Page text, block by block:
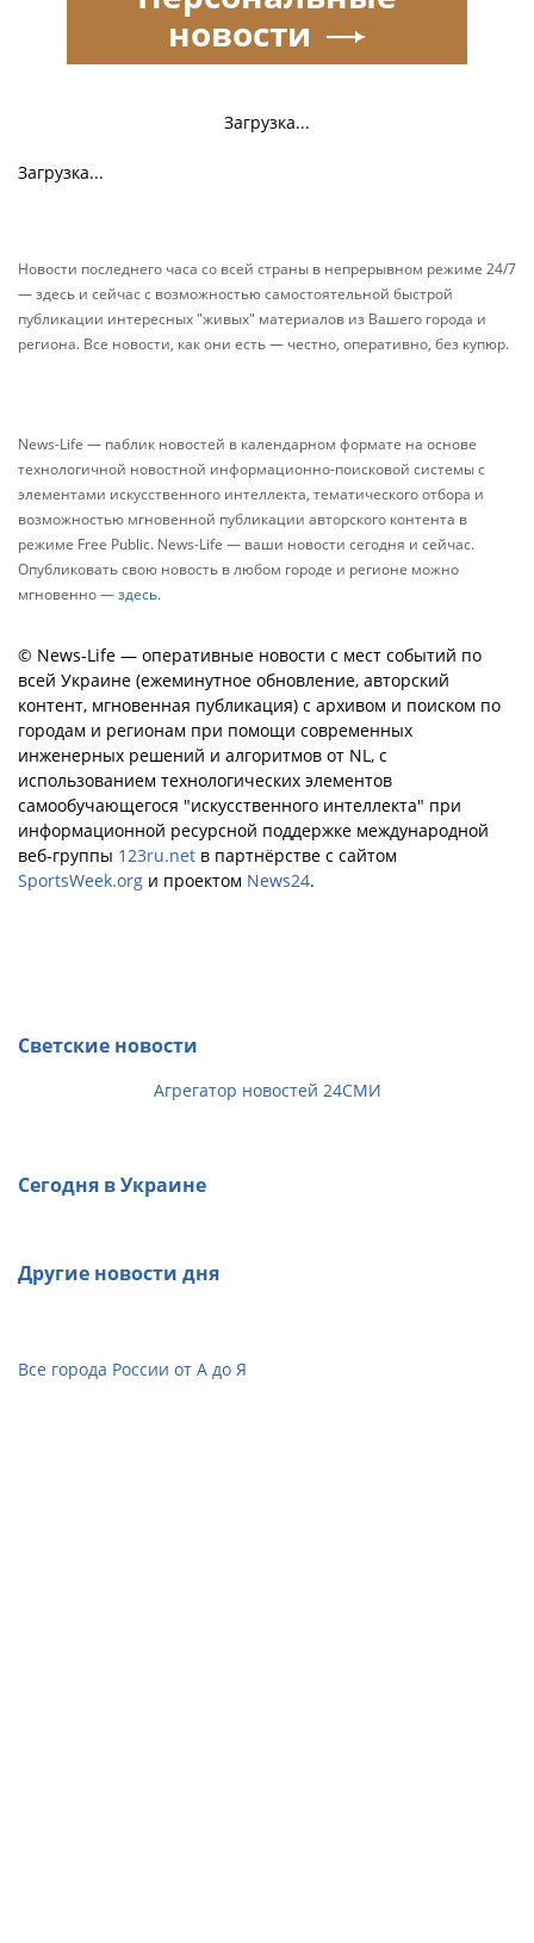
Загрузка...
Загрузка...
новости
Новости последнего часа со всей страны в непрерывном режиме 24/7
— здесь и сейчас с возможностью самостоятельной быстрой
публикации интересных "живых" материалов из Вашего города и
региона. Все новости, как они есть — честно, оперативно, без купюр.
News-Life — паблик новостей в календарном формате на основе
технологичной новостной информационно-поисковой системы с
элементами искусственного интеллекта, тематического отбора и
возможностью мгновенной публикации авторского контента в
режиме Free Public. News-Life — ваши новости сегодня и сейчас.
Опубликовать свою новость в любом городе и регионе можно
мгновенно —здесь.
© News-Life — оперативные новости с мест событий по
всей Украине (ежеминутное обновление, авторский
контент, мгновенная публикация) с архивом и поиском по
городам и регионам при помощи современных
инженерных решений и алгоритмов от NL, с
использованием технологических элементов
самообучающегося "искусственного интеллекта" при
информационной ресурсной поддержке международной
веб-группы 123ru.net в партнёрстве с сайтом
SportsWeek.org и проектом News24.
Светские новости
Агрегатор новостей 24СМИ
Сегодня в Украине
Другие новости дня
Все города России от А до Я